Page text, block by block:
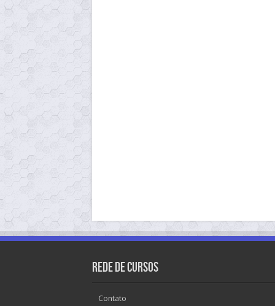
Rede de Cursos
Contato